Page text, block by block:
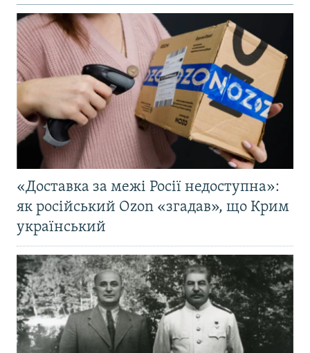
«Доставка за межі Росії недоступна»:
як російський Ozon «згадав», що Крим
український